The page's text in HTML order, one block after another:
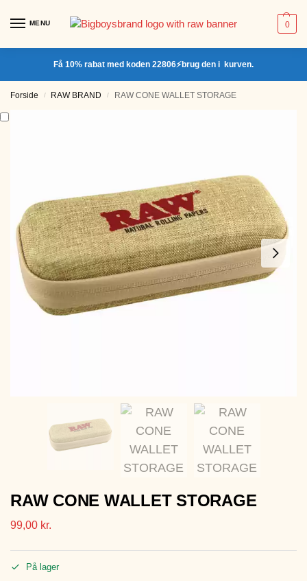
MENU 0
Få 10% rabat med koden 22806⚡brug den i kurven.
Forside / RAW BRAND / RAW CONE WALLET STORAGE
RAW CONE WALLET STORAGE
99,00 kr.
På lager